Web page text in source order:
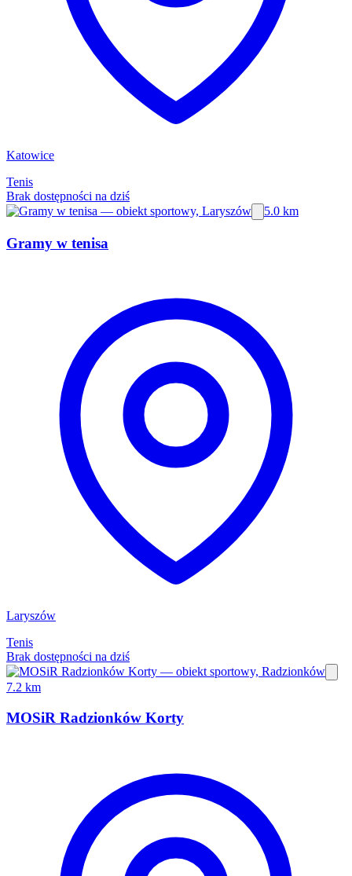
Katowice
Tenis
Brak dostępności na dziś
5.0 km
Gramy w tenisa
Laryszów
Tenis
Brak dostępności na dziś
7.2 km
MOSiR Radzionków Korty